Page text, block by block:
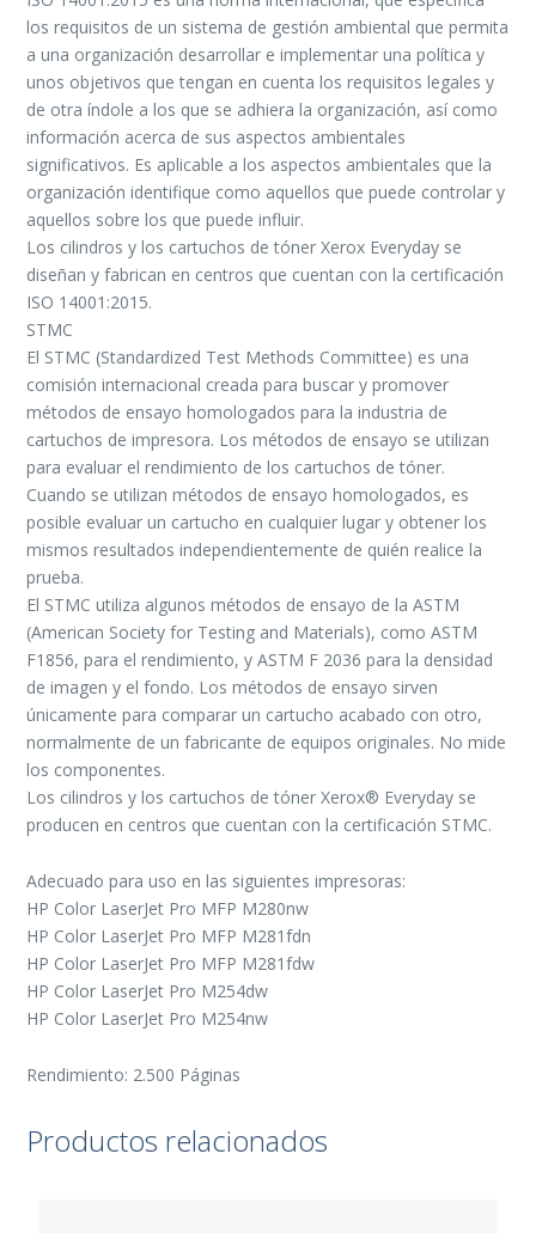
los requisitos de un sistema de gestión ambiental que permita
a una organización desarrollar e implementar una política y
unos objetivos que tengan en cuenta los requisitos legales y
de otra índole a los que se adhiera la organización, así como
información acerca de sus aspectos ambientales
significativos. Es aplicable a los aspectos ambientales que la
organización identifique como aquellos que puede controlar y
aquellos sobre los que puede influir.
Los cilindros y los cartuchos de tóner Xerox Everyday se
diseñan y fabrican en centros que cuentan con la certificación
ISO 14001:2015.
STMC
El STMC (Standardized Test Methods Committee) es una
comisión internacional creada para buscar y promover
métodos de ensayo homologados para la industria de
cartuchos de impresora. Los métodos de ensayo se utilizan
para evaluar el rendimiento de los cartuchos de tóner.
Cuando se utilizan métodos de ensayo homologados, es
posible evaluar un cartucho en cualquier lugar y obtener los
mismos resultados independientemente de quién realice la
prueba.
El STMC utiliza algunos métodos de ensayo de la ASTM
(American Society for Testing and Materials), como ASTM
F1856, para el rendimiento, y ASTM F 2036 para la densidad
de imagen y el fondo. Los métodos de ensayo sirven
únicamente para comparar un cartucho acabado con otro,
normalmente de un fabricante de equipos originales. No mide
los componentes.
Los cilindros y los cartuchos de tóner Xerox® Everyday se
producen en centros que cuentan con la certificación STMC.
Adecuado para uso en las siguientes impresoras:
HP Color LaserJet Pro MFP M280nw
HP Color LaserJet Pro MFP M281fdn
HP Color LaserJet Pro MFP M281fdw
HP Color LaserJet Pro M254dw
HP Color LaserJet Pro M254nw
Rendimiento: 2.500 Páginas
Productos relacionados